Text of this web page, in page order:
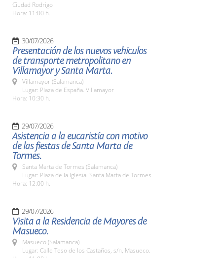
Ciudad Rodrigo
Hora: 11:00 h.
30/07/2026
Presentación de los nuevos vehículos
de transporte metropolitano en
Villamayor y Santa Marta.
Villamayor (Salamanca)
Lugar: Plaza de España. Villamayor
Hora: 10:30 h.
29/07/2026
Asistencia a la eucaristía con motivo
de las fiestas de Santa Marta de
Tormes.
Santa Marta de Tormes (Salamanca)
Lugar: Plaza de la Iglesia. Santa Marta de Tormes
Hora: 12:00 h.
29/07/2026
Visita a la Residencia de Mayores de
Masueco.
Masueco (Salamanca)
Lugar: Calle Teso de los Castaños, s/n, Masueco.